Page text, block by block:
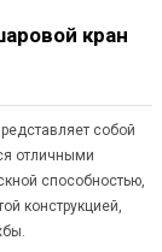
кран
собой
отличными
способностью,
конструкцией,